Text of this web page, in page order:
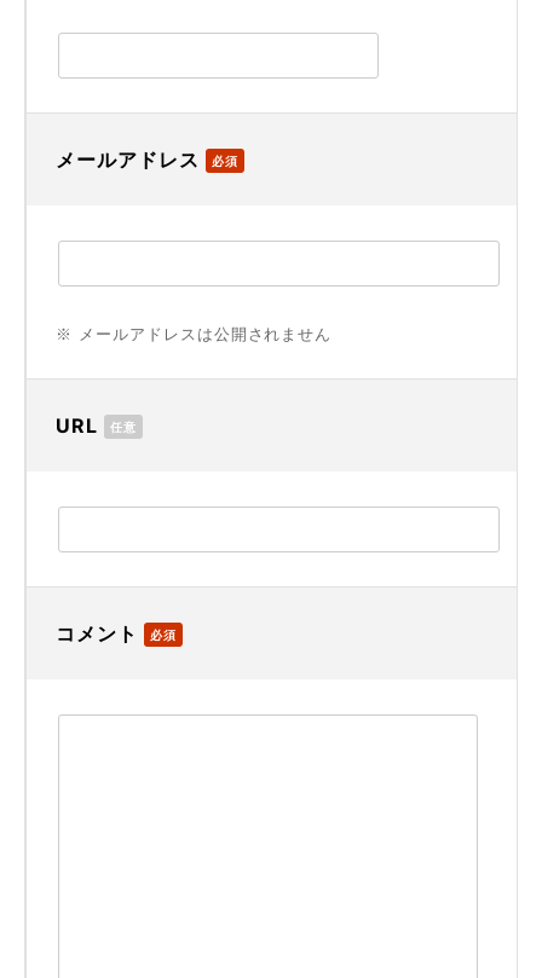
メールアドレス 必須
※ メールアドレスは公開されません
URL 任意
コメント 必須